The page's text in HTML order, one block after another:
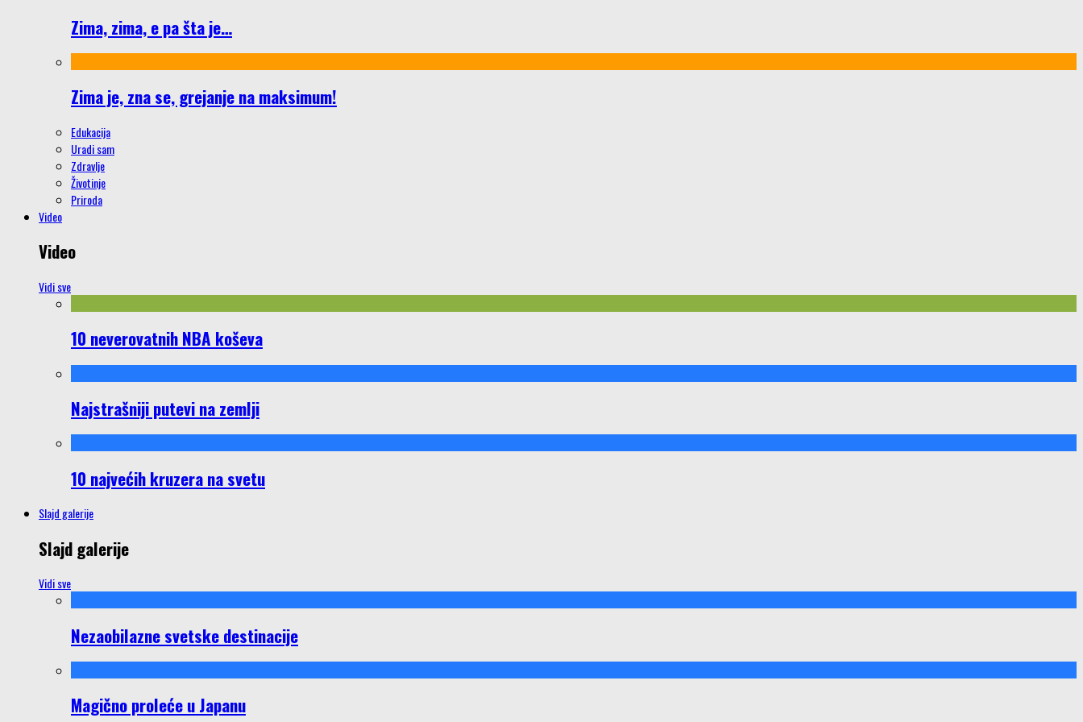
Zima, zima, e pa šta je…
Zima je, zna se, grejanje na maksimum!
Edukacija
Uradi sam
Zdravlje
Životinje
Priroda
Video
Video
Vidi sve
10 neverovatnih NBA koševa
Najstrašniji putevi na zemlji
10 najvećih kruzera na svetu
Slajd galerije
Slajd galerije
Vidi sve
Nezaobilazne svetske destinacije
Magično proleće u Japanu